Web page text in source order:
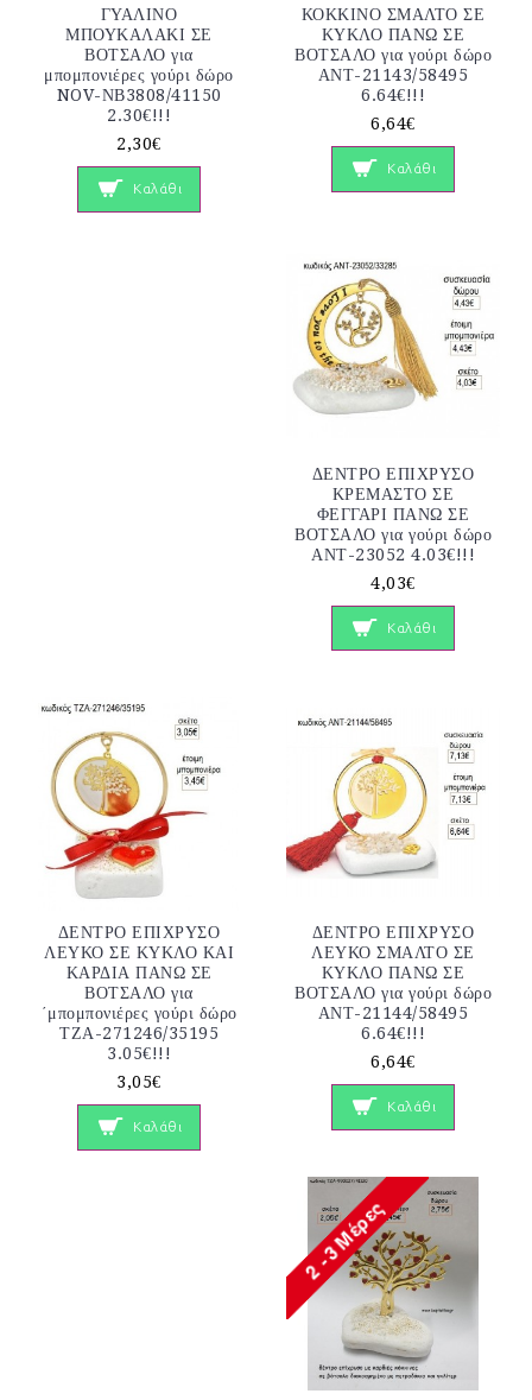
ΓΥΑΛΙΝΟ
ΜΠΟΥΚΑΛΑΚΙ ΣΕ
ΒΟΤΣΑΛΟ για
μπομπονιέρες γούρι δώρο
NOV-ΝΒ3808/41150
2.30€!!!
2,30€
Καλάθι
ΚΟΚΚΙΝΟ ΣΜΑΛΤΟ ΣΕ
ΚΥΚΛΟ ΠΑΝΩ ΣΕ
ΒΟΤΣΑΛΟ για γούρι δώρο
ΑΝΤ-21143/58495
6.64€!!!
6,64€
Καλάθι
ΔΕΝΤΡΟ ΕΠΙΧΡΥΣΟ
ΚΡΕΜΑΣΤΟ ΣΕ
ΦΕΓΓΑΡΙ ΠΑΝΩ ΣΕ
ΒΟΤΣΑΛΟ για γούρι δώρο
ΑΝΤ-23052 4.03€!!!
4,03€
Καλάθι
ΔΕΝΤΡΟ ΕΠΙΧΡΥΣΟ
ΛΕΥΚΟ ΣΕ ΚΥΚΛΟ ΚΑΙ
ΚΑΡΔΙΑ ΠΑΝΩ ΣΕ
ΒΟΤΣΑΛΟ για
΄μπομπονιέρες γούρι δώρο
ΤΖΑ-271246/35195
3.05€!!!
3,05€
Καλάθι
ΔΕΝΤΡΟ ΕΠΙΧΡΥΣΟ
ΛΕΥΚΟ ΣΜΑΛΤΟ ΣΕ
ΚΥΚΛΟ ΠΑΝΩ ΣΕ
ΒΟΤΣΑΛΟ για γούρι δώρο
ΑΝΤ-21144/58495
6.64€!!!
6,64€
Καλάθι